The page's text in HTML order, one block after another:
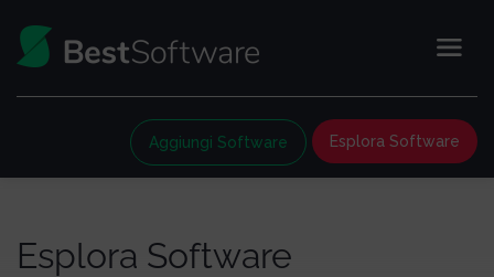
Esplora Software
Aggiungi Software
Esplora Software